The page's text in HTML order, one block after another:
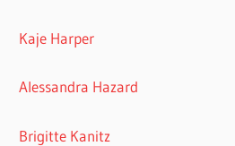
Kaje Harper
Alessandra Hazard
Brigitte Kanitz